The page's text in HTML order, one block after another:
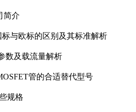
简介
标与欧标的区别及其标准解析
数及载流量解析
管的合适替代型号
规格